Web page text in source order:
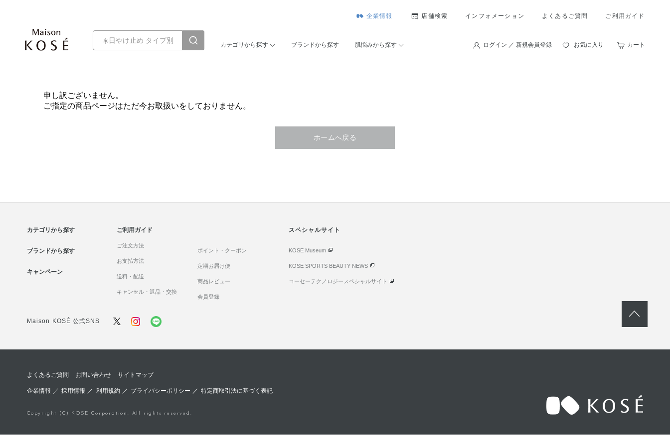
企業情報 店舗検索 インフォメーション よくあるご質問 ご利用ガイド
カテゴリから探す ブランドから探す 肌悩みから探す ログイン ／ 新規会員登録 お気に入り カート
申し訳ございません。
ご指定の商品ページはただ今お取扱いをしておりません。
ホームへ戻る
カテゴリから探す
ブランドから探す
キャンペーン
ご利用ガイド
ご注文方法
お支払方法
送料・配送
キャンセル・返品・交換
ポイント・クーポン
定期お届け便
商品レビュー
会員登録
スペシャルサイト
KOSE Museum
KOSE SPORTS BEAUTY NEWS
コーセーテクノロジースペシャルサイト
Maison KOSÉ 公式SNS
よくあるご質問 お問い合わせ サイトマップ
企業情報 ／採用情報 ／ 利用規約／ プライバシーポリシー ／ 特定商取引法に基づく表記
Copyright (C) KOSE Corporation. All rights reserved.